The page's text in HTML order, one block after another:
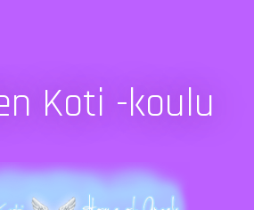
Koti -koulu